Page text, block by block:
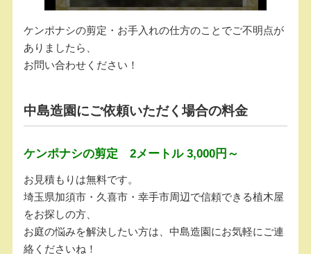
ケンポナシの剪定・お手入れの仕方のことでご不明点が
ありましたら、
お問い合わせください！
中島造園にご依頼いただく場合の料金
ケンポナシの剪定 2メートル 3,000円～
お見積もりは無料です。
埼玉県加須市・久喜市・幸手市周辺で信頼できる植木屋
をお探しの方、
お庭の悩みを解決したい方は、中島造園にお気軽にご連
絡くださいね！